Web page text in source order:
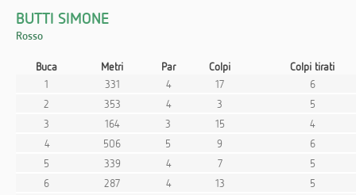
BUTTI SIMONE
Rosso
Buca Metri Par Colpi
Colpi tirati
1
331 4 17
6
2
353 4 3
5
3
164 3 15
4
4
506 5 9
6
5
339 4 7
5
6
287 4 13
5